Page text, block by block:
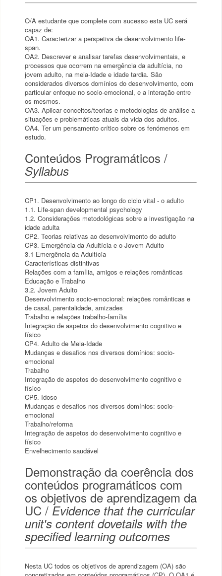
O/A estudante que complete com sucesso esta UC será
capaz de:
OA1. Caracterizar a perspetiva de desenvolvimento life-
span.
OA2. Descrever e analisar tarefas desenvolvimentais, e
processos que ocorrem na emergência da adultícia, no
jovem adulto, na meia-Idade e idade tardia. São
considerados diversos domínios do desenvolvimento, com
particular enfoque no socio-emocional, e a interação entre
os mesmos.
OA3. Aplicar conceitos/teorias e metodologias de análise a
situações e problemáticas atuais da vida dos adultos.
OA4. Ter um pensamento crítico sobre os fenómenos em
estudo.
Conteúdos Programáticos /
Syllabus
CP1. Desenvolvimento ao longo do ciclo vital - o adulto
1.1. Life-span developmental psychology
1.2. Considerações metodológicas sobre a investigação na
idade adulta
CP2. Teorias relativas ao desenvolvimento do adulto
CP3. Emergência da Adultícia e o Jovem Adulto
3.1 Emergência da Adultícia
Características distintivas
Relações com a família, amigos e relações românticas
Educação e Trabalho
3.2. Jovem Adulto
Desenvolvimento socio-emocional: relações românticas e
de casal, parentalidade, amizades
Trabalho e relações trabalho-família
Integração de aspetos do desenvolvimento cognitivo e
físico
CP4. Adulto de Meia-Idade
Mudanças e desafios nos diversos domínios: socio-
emocional
Trabalho
Integração de aspetos do desenvolvimento cognitivo e
físico
CP5. Idoso
Mudanças e desafios nos diversos domínios: socio-
emocional
Trabalho/reforma
Integração de aspetos do desenvolvimento cognitivo e
físico
Envelhecimento saudável
Demonstração da coerência dos
conteúdos programáticos com
os objetivos de aprendizagem da
UC / Evidence that the curricular
unit's content dovetails with the
specified learning outcomes
Nesta UC todos os objetivos de aprendizagem (OA) são